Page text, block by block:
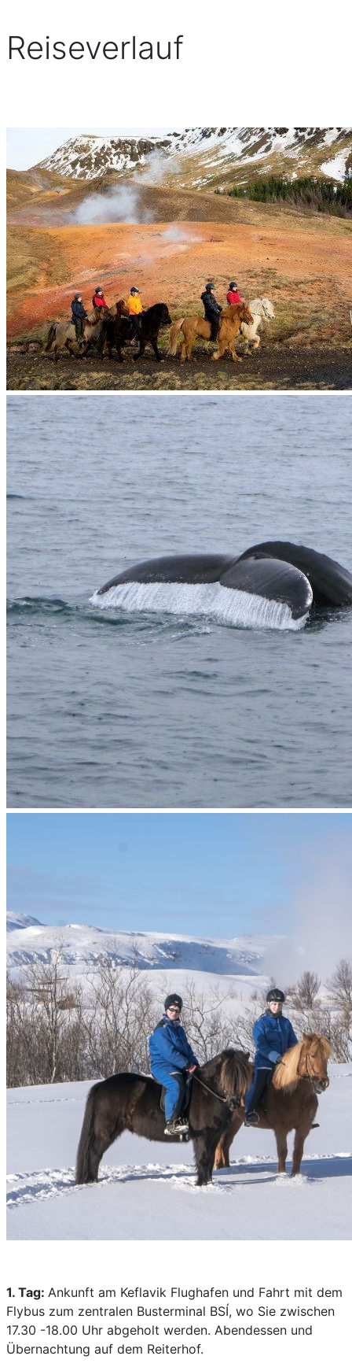
Reiseverlauf
1. Tag: Ankunft am Keflavik Flughafen und Fahrt mit dem
Flybus zum zentralen Busterminal BSÍ, wo Sie zwischen
17.30 -18.00 Uhr abgeholt werden. Abendessen und
Übernachtung auf dem Reiterhof.